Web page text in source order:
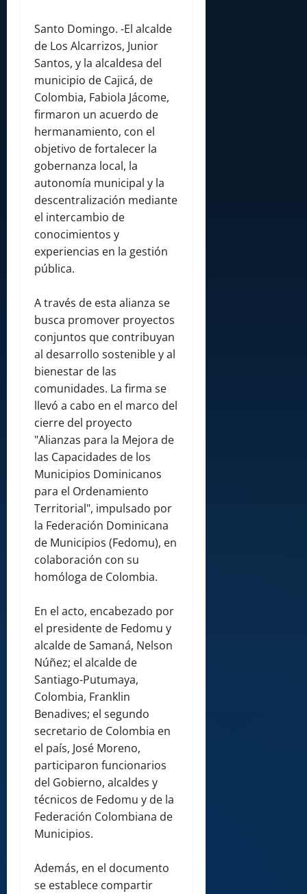
Santo Domingo. -El alcalde
de Los Alcarrizos, Junior
Santos, y la alcaldesa del
municipio de Cajicá, de
Colombia, Fabiola Jácome,
firmaron un acuerdo de
hermanamiento, con el
objetivo de fortalecer la
gobernanza local, la
autonomía municipal y la
descentralización mediante
el intercambio de
conocimientos y
experiencias en la gestión
pública.
A través de esta alianza se
busca promover proyectos
conjuntos que contribuyan
al desarrollo sostenible y al
bienestar de las
comunidades. La firma se
llevó a cabo en el marco del
cierre del proyecto
"Alianzas para la Mejora de
las Capacidades de los
Municipios Dominicanos
para el Ordenamiento
Territorial", impulsado por
la Federación Dominicana
de Municipios (Fedomu), en
colaboración con su
homóloga de Colombia.
En el acto, encabezado por
el presidente de Fedomu y
alcalde de Samaná, Nelson
Núñez; el alcalde de
Santiago-Putumaya,
Colombia, Franklin
Benadives; el segundo
secretario de Colombia en
el país, José Moreno,
participaron funcionarios
del Gobierno, alcaldes y
técnicos de Fedomu y de la
Federación Colombiana de
Municipios.
Además, en el documento
se establece compartir